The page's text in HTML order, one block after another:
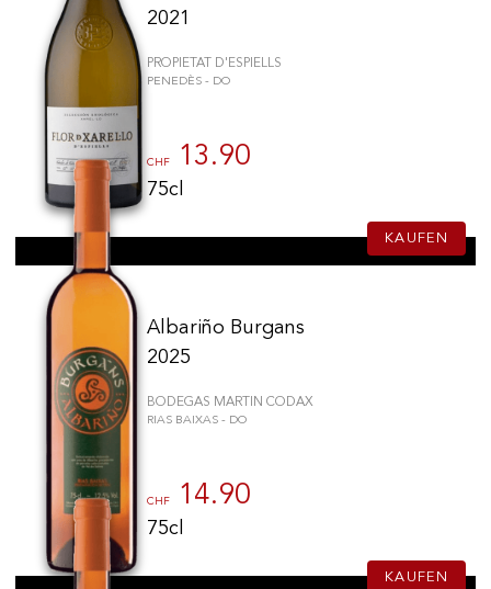
2021
PROPIETAT D'ESPIELLS
PENEDÈS - DO
CHF 13.90
75cl
KAUFEN
Albariño Burgans
2025
BODEGAS MARTIN CODAX
RIAS BAIXAS - DO
CHF 14.90
75cl
KAUFEN